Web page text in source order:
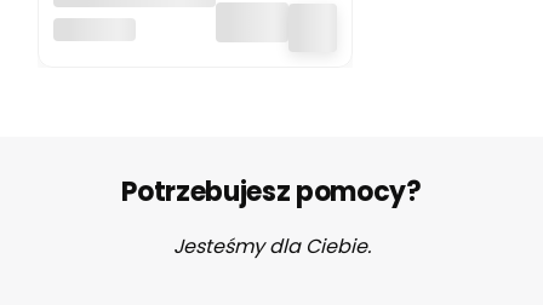
zawieszka
gryzak 6 sztuk
Potrzebujesz pomocy?
Jesteśmy dla Ciebie.